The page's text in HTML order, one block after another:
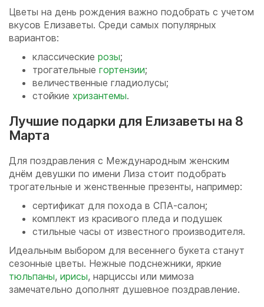
Цветы на день рождения важно подобрать с учетом
вкусов Елизаветы. Среди самых популярных
вариантов:
классические розы;
трогательные гортензии;
величественные гладиолусы;
стойкие хризантемы.
Лучшие подарки для Елизаветы на 8
Марта
Для поздравления с Международным женским
днём девушки по имени Лиза стоит подобрать
трогательные и женственные презенты, например:
сертификат для похода в СПА-салон;
комплект из красивого пледа и подушек
стильные часы от известного производителя.
Идеальным выбором для весеннего букета станут
сезонные цветы. Нежные подснежники, яркие
тюльпаны, ирисы, нарциссы или мимоза
замечательно дополнят душевное поздравление.